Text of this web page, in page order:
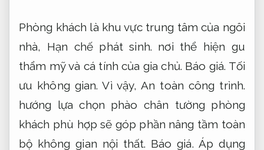
Phòng khách là khu vực trung tâm của ngôi
nhà, Hạn chế phát sinh. nơi thể hiện gu
thẩm mỹ và cá tính của gia chủ. Báo giá. Tối
ưu không gian. Vì vậy,An toàn công trình.
hướng lựa chọn phào chân tường phòng
khách phù hợp sẽ góp phần nâng tầm toàn
bộ không gian nội thất. Báo giá. Áp dụng